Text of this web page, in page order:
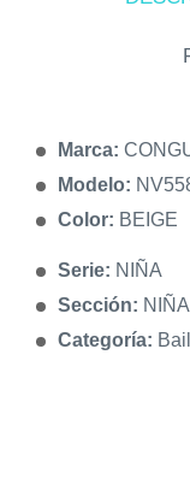
Marca:
Modelo:
Color: BEIGE
Serie: NIÑA
Sección: NIÑA
Categoría: